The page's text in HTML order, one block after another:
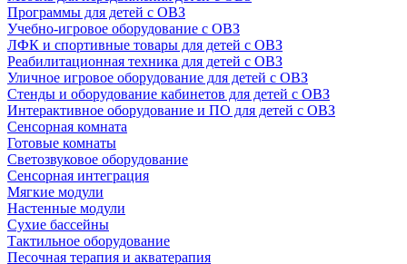
Программы для детей с ОВЗ
Учебно-игровое оборудование с ОВЗ
ЛФК и спортивные товары для детей с ОВЗ
Реабилитационная техника для детей с ОВЗ
Уличное игровое оборудование для детей с ОВЗ
Стенды и оборудование кабинетов для детей с ОВЗ
Интерактивное оборудование и ПО для детей с ОВЗ
Сенсорная комната
Готовые комнаты
Светозвуковое оборудование
Сенсорная интеграция
Мягкие модули
Настенные модули
Сухие бассейны
Тактильное оборудование
Песочная терапия и акватерапия